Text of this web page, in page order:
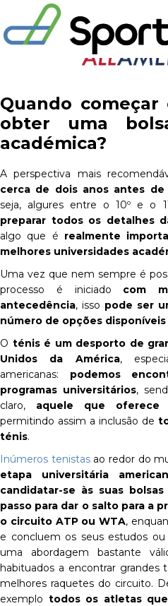
Quando começar
obter uma
académica?
A perspectiva mais
cerca de dois anos antes
seja, algures entre o 10º e o
preparar todos os detalhes
algo que é realmente
melhores universidades
Uma vez que nem sempre é
processo é iniciado com
antecedência, isso pode ser
número de opções
O ténis é um desporto de
Unidos da América,
americanas: podemos
programas universitários,
claro, aquele que oferece
permitindo assim a inclusão de
ténis.
Inúmeros tenistasao redor do
etapa universitária
candidatar-se às suas bolsas
passo para dar o salto para a
o circuito ATP ou WTA,
e concluem os seus estudos
uma abordagem bastante
habituados a encontrar grandes
melhores raquetes do circuito.
exemplo todos os atletas